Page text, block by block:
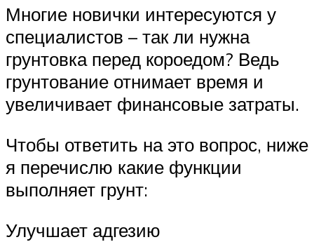
Многие новички интересуются у
специалистов – так ли нужна
грунтовка перед короедом? Ведь
грунтование отнимает время и
увеличивает финансовые затраты.
Чтобы ответить на это вопрос, ниже
я перечислю какие функции
выполняет грунт:
Улучшает адгезию